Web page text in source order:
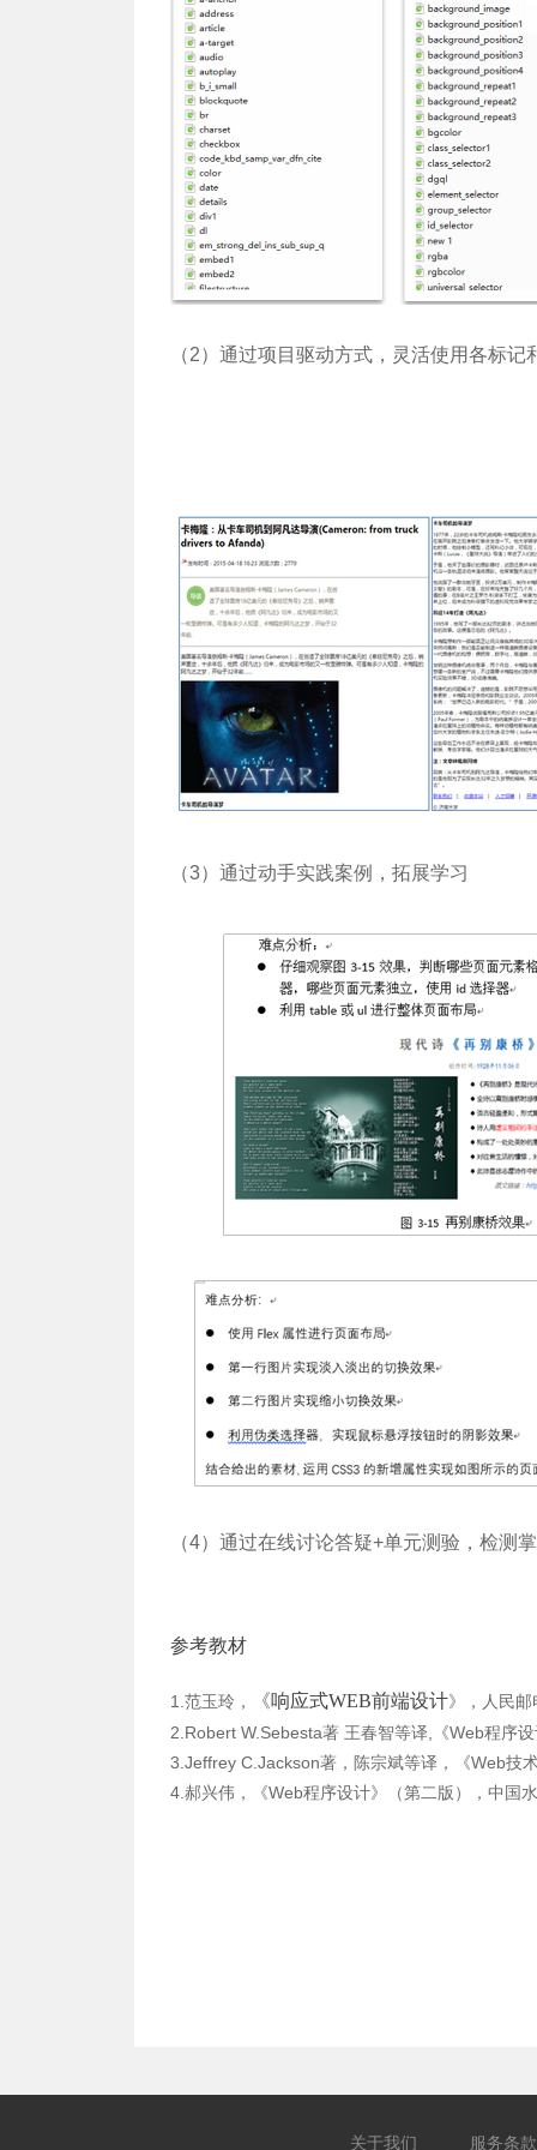
（2）通过项目驱动方式，灵活使用各标记
（3）通过动手实践案例，拓展学习
（4）通过在线讨论答疑+单元测验，检测
参考教材
1.范玉玲， 《响应式WEB前端设计》，人民
2.Robert W.Sebesta著 王春智等译,《Web程序
3.Jeffrey C.Jackson著，陈宗斌等译，《Web技
4.郝兴伟，《Web程序设计》（第二版），中国
关于我们 服务条款